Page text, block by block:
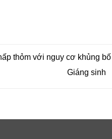
thỏm với nguy cơ khủng
Giáng sinh